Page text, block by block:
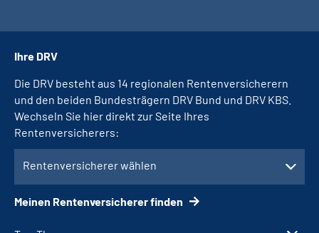
Ihre DRV
Die DRV besteht aus 14 regionalen Rentenversicherern
und den beiden Bundesträgern DRV Bund und DRV KBS.
Wechseln Sie hier direkt zur Seite Ihres
Rentenversicherers:
Rentenversicherer wählen
Meinen Rentenversicherer finden